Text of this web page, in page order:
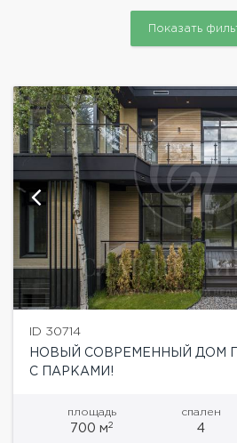
Показать
ID 30714
НОВЫЙ СОВРЕМЕННЫЙ ДОМ
С ПАРКАМИ!
площадь
700 м2
спален
4